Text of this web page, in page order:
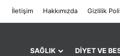
İletişim Hakkımızda Gizlilik
SAĞLIK DIYET VE